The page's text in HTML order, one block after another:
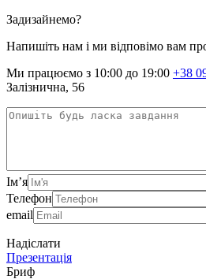
Задизайнемо?
Напишіть нам і ми відповімо вам
Ми працюємо з 10:00 до 19:00 +38
Залізнична, 56
Ім’я
Телефон
email
Надіслати
Презентація
Бриф